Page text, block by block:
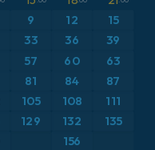
9 12
15
33 36 39
57 60
63
81 84 87
105 108 111
129 132 135
156